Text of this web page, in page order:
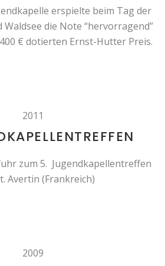
erspielte beim Tag der
die Note “hervorragend”
€ dotierten Ernst-Hutter Preis.
2011
zum 5. Jugendkapellentreffen
Avertin (Frankreich)
2009